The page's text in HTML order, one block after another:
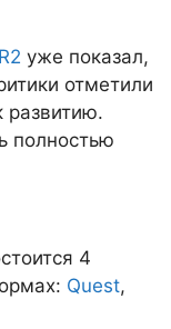
уже показал,
отметили
развитию.
полностью
4
Quest,